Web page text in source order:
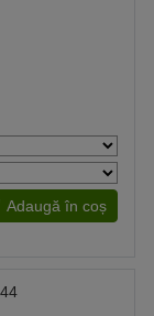
Adaugă în coș